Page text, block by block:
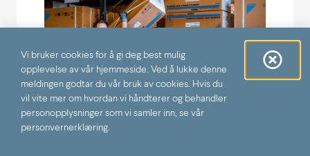
Vi bruker cookies for å gi deg best mulig
opplevelse av vår hjemmeside. Ved å lukke denne
meldingen godtar du vår bruk av cookies. Hvis du
vil vite mer om hvordan vi håndterer og behandler
personopplysninger som vi samler inn, se vår
personvernerklæring.